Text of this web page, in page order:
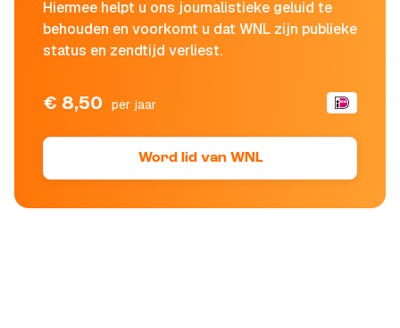
Hiermee helpt u ons journalistieke geluid te
behouden en voorkomt u dat WNL zijn publieke
status en zendtijd verliest.
€ 8,50 per jaar
Word lid van WNL